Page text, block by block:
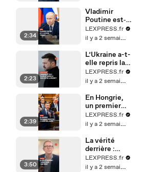
classement
2:34
Vladimir
Poutine est‑il
devenu
parano ?
LEXPRESS.fr
il y a 2 semaines
2:23
L’Ukraine a-t-
elle repris la
main sur la
guerre ?
LEXPRESS.fr
il y a 2 semaines
2:39
En Hongrie,
un premier
ministre en
mode
LEXPRESS.fr
il y a 2 semaines
3:50
La vérité
derrière :
"Jamais deux
sans trois"
LEXPRESS.fr
il y a 2 semaines